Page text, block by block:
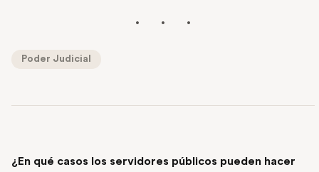
Poder Judicial
¿En qué casos los servidores públicos pueden hacer